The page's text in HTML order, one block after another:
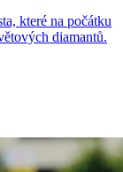
které na počátku
diamantů.